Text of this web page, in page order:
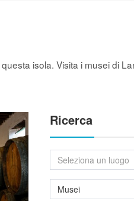
isola. Visita i musei di
Ricerca
Seleziona un luogo
Musei